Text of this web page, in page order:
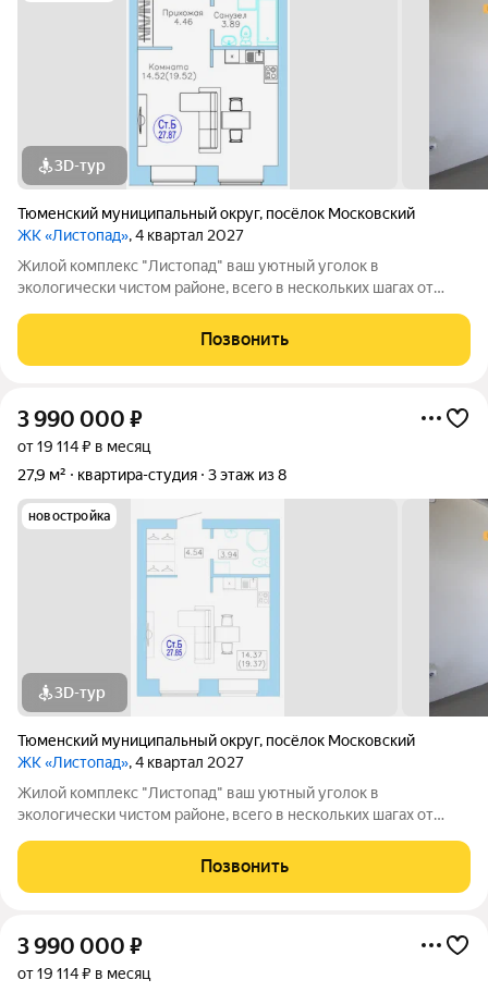
3D-тур
Тюменский муниципальный округ, посёлок Московский
ЖК «Листопад», 4 квартал 2027
Жилой комплекс "Листопад" ваш уютный уголок в
экологически чистом районе, всего в нескольких шагах от
ждут просторные квартиры в настоящем кирпичном доме с
высокими потолками и большими
Позвонить
3 990 000 ₽
от 19 114 ₽ в месяц
27,9 м²
квартира-студия 3 этаж из 8
новостройка
3D-тур
Тюменский муниципальный округ, посёлок Московский
ЖК «Листопад», 4 квартал 2027
Жилой комплекс "Листопад" ваш уютный уголок в
экологически чистом районе, всего в нескольких шагах от
ждут просторные квартиры в настоящем кирпичном доме с
высокими потолками и большими
Позвонить
3 990 000 ₽
от 19 114 ₽ в месяц